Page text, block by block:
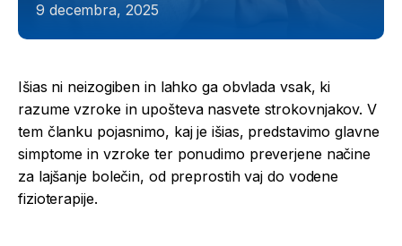
9 decembra, 2025
Išias ni neizogiben in lahko ga obvlada vsak, ki
razume vzroke in upošteva nasvete strokovnjakov. V
tem članku pojasnimo, kaj je išias, predstavimo glavne
simptome in vzroke ter ponudimo preverjene načine
za lajšanje bolečin, od preprostih vaj do vodene
fizioterapije.